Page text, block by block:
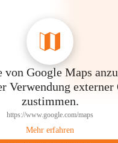
Google Maps
Verwendung externer
zustimmen.
https://www.google.com/maps
Mehr erfahren